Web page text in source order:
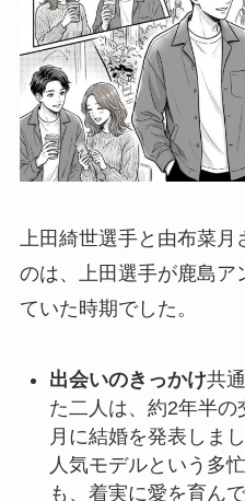
上田綺世選手と由布菜月
のは、上田選手が鹿島ア
ていた時期でした。
出会いのきっかけ共
た二人は、約2年半
月に結婚を発表しま
人気モデルという多
も、着実に愛を育ん